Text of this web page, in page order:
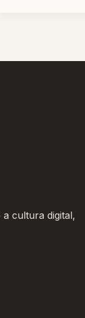
cultura digital,